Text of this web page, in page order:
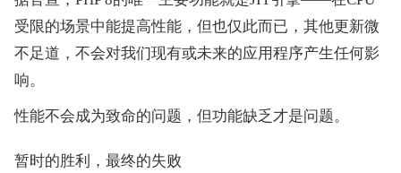
受限的场景中能提高性能，但也仅此而已，其他更新微
不足道，不会对我们现有或未来的应用程序产生任何影
响。
性能不会成为致命的问题，但功能缺乏才是问题。
暂时的胜利，最终的失败